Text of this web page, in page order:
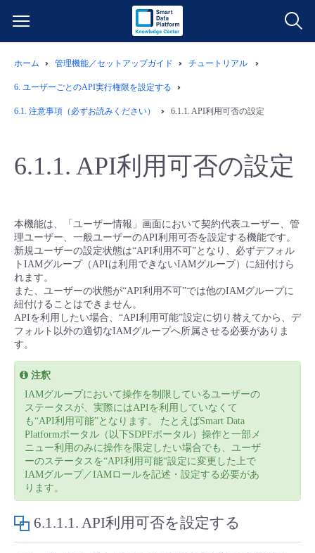
サービス一覧
データ利活用
IoT
モニタリング/監査
サポート
すべてのメニューを見る
よくある質問
ネットワーク
IoT
モニタリング/監査
管理機能
すべてのメニューを見る
データ利活用
クラウド/サーバー
ネットワーク
モニタリング/監査
サポート
すべてのメニューを見る
■ 管理機能
- 管理機能
■ セットアップガイド
- 新規お申し込み方法
- 初期設定・確認
- ユーザー機能の管理
- 登録情報の管理
- APIリファレンス
ユースケース
- バックアップ
- セキュリティ・監査
- IoT
- マルチクラウド利用
- リモートワーク
故障/メンテナンス情報
サービス稼働状況
メンテナンス予定
定期メンテナンス
販売パートナー向けプログラム
協業パートナー
脱炭素化
ホーム 管理機能／セットアップガイド チュートリアル
6. ユーザーごとのAPI実行権限を設定する
6.1. 注意事項（必ずお読みください） 6.1.1. API利用可否の設定
6.1.1. API利用可否の設定
本機能は、「ユーザー情報」画面において契約代表ユーザー、管
理ユーザー、一般ユーザーのAPI利用可否を設定する機能です。
新規ユーザーの設定状態は“API利用不可”となり、必ずデフォル
トIAMグループ（APIは利用できないIAMグループ）に紐付けら
れます。
また、ユーザーの状態が“API利用不可”では他のIAMグループに
紐付けることはできません。
APIを利用したい場合、“API利用可能”設定に切り替えてから、デ
フォルト以外の適切なIAMグループへ所属させる必要がありま
す。
注釈
IAMグループにおいて操作を制限しているユーザーの
ステータスが、実際にはAPIを利用していなくて
も“API利用可能”となります。 たとえばSmart Data
Platformポータル（以下SDPFポータル）操作と一部メ
ニュー利用のみに操作を限定したい場合でも、ユーザ
ーのステータスを“API利用可能“設定に変更した上で
IAMグループ／IAMロールを記述・設定する必要があ
ります。
6.1.1.1. API利用可否を設定する